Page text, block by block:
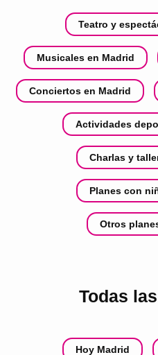
Teatro y
Musicales en Madrid
Conciertos en Madrid
Actividades
Charlas y
Planes con
Otros
Todas
Hoy Madrid